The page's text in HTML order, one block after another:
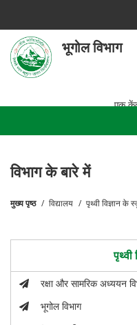
main
content
भूगोल विभाग
हेमवती नंदन
एक केंद्रीय
विभाग के बारे में
मुख्य पृष्ठ विद्यालय पृथ्वी विज्ञान के
रक्षा और सामरिक अध्ययन
भूगोल विभाग